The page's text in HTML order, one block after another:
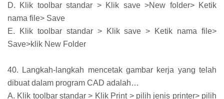
D. Klik toolbar standar > Klik save >New folder> Ketik
nama file> Save
E. Klik toolbar standar > Klik save > Ketik nama file>
Save>klik New Folder
40. Langkah-langkah mencetak gambar kerja yang telah
dibuat dalam program CAD adalah…
A. Klik toolbar standar > Klik Print > pilih jenis printer> pilih